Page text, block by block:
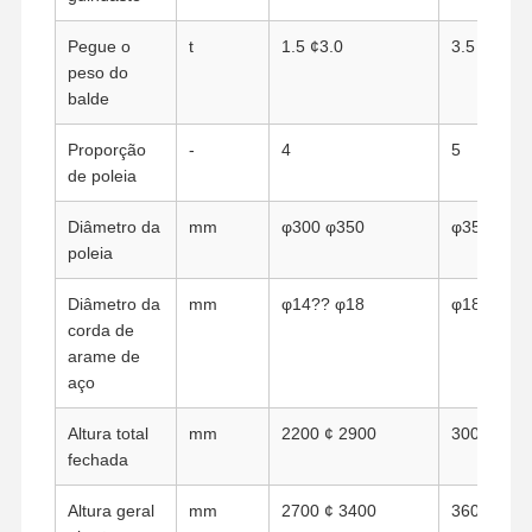
Casa
Pegue o
peso do
balde
t 1.5 ¢3.0 3.5 ¢ 6.0
Proporção
de poleia
- 4 5
Diâmetro da
poleia
mm φ300 φ350 φ350
Diâmetro da
corda de
arame de
aço
mm φ14?? φ18 φ18 φ22
Altura total
fechada
mm 2200 ¢ 2900 3000 ¢
Altura geral
mm 2700 ¢ 3400 3600 ¢